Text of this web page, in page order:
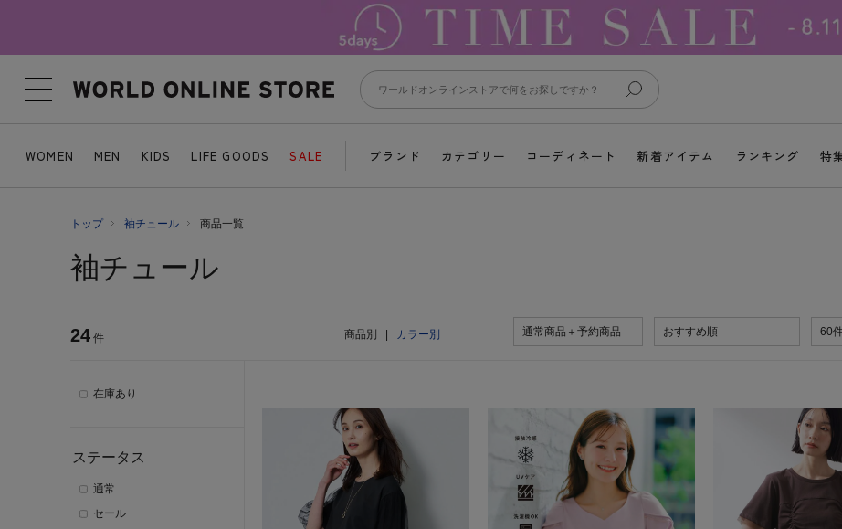
WOMEN MEN KIDS LIFE GOODS SALE ブランド カテゴリー コーディネート 新着アイテム ランキング 特
トップ 袖チュール 商品一覧
袖チュール
24 件 商品別 カラー別 通常商品＋予約商品 おすすめ順 60
在庫あり
ステータス
通常
セール